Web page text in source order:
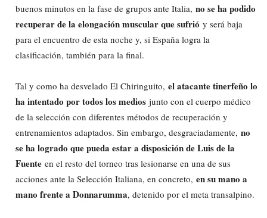
buenos minutos en la fase de grupos ante Italia, no se ha podido
recuperar de la elongación muscular que sufrió y será baja
para el encuentro de esta noche y, si España logra la
clasificación, también para la final.
Tal y como ha desvelado El Chiringuito, el atacante tinerfeño lo
ha intentado por todos los medios junto con el cuerpo médico
de la selección con diferentes métodos de recuperación y
entrenamientos adaptados. Sin embargo, desgraciadamente, no
se ha logrado que pueda estar a disposición de Luis de la
Fuente en el resto del torneo tras lesionarse en una de sus
acciones ante la Selección Italiana, en concreto, en su mano a
mano frente a Donnarumma, detenido por el meta transalpino.